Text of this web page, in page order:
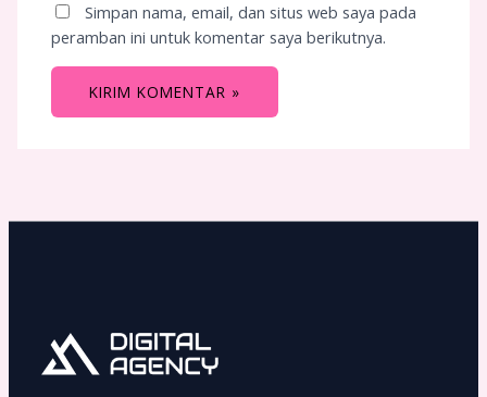
Simpan nama, email, dan situs web saya pada
peramban ini untuk komentar saya berikutnya.